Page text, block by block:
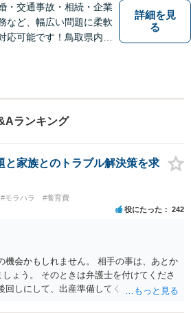
・交通事故・相続・企業
など、幅広い問題に柔軟
応可能です！鳥取県内の
る方も、お気軽にご相談
詳細を見
る
ランキング
と家族とのトラブル解決策を求
#モラハラ #養育費
役にたった 242
機会かもしれません。 相手の事は、あとか
ょう。 そのときは弁護士を付けてくださ
回しにして、出産準備してください。